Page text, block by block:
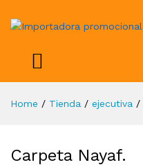
Home / Tienda / ejecutiva /
Carpeta Nayaf.